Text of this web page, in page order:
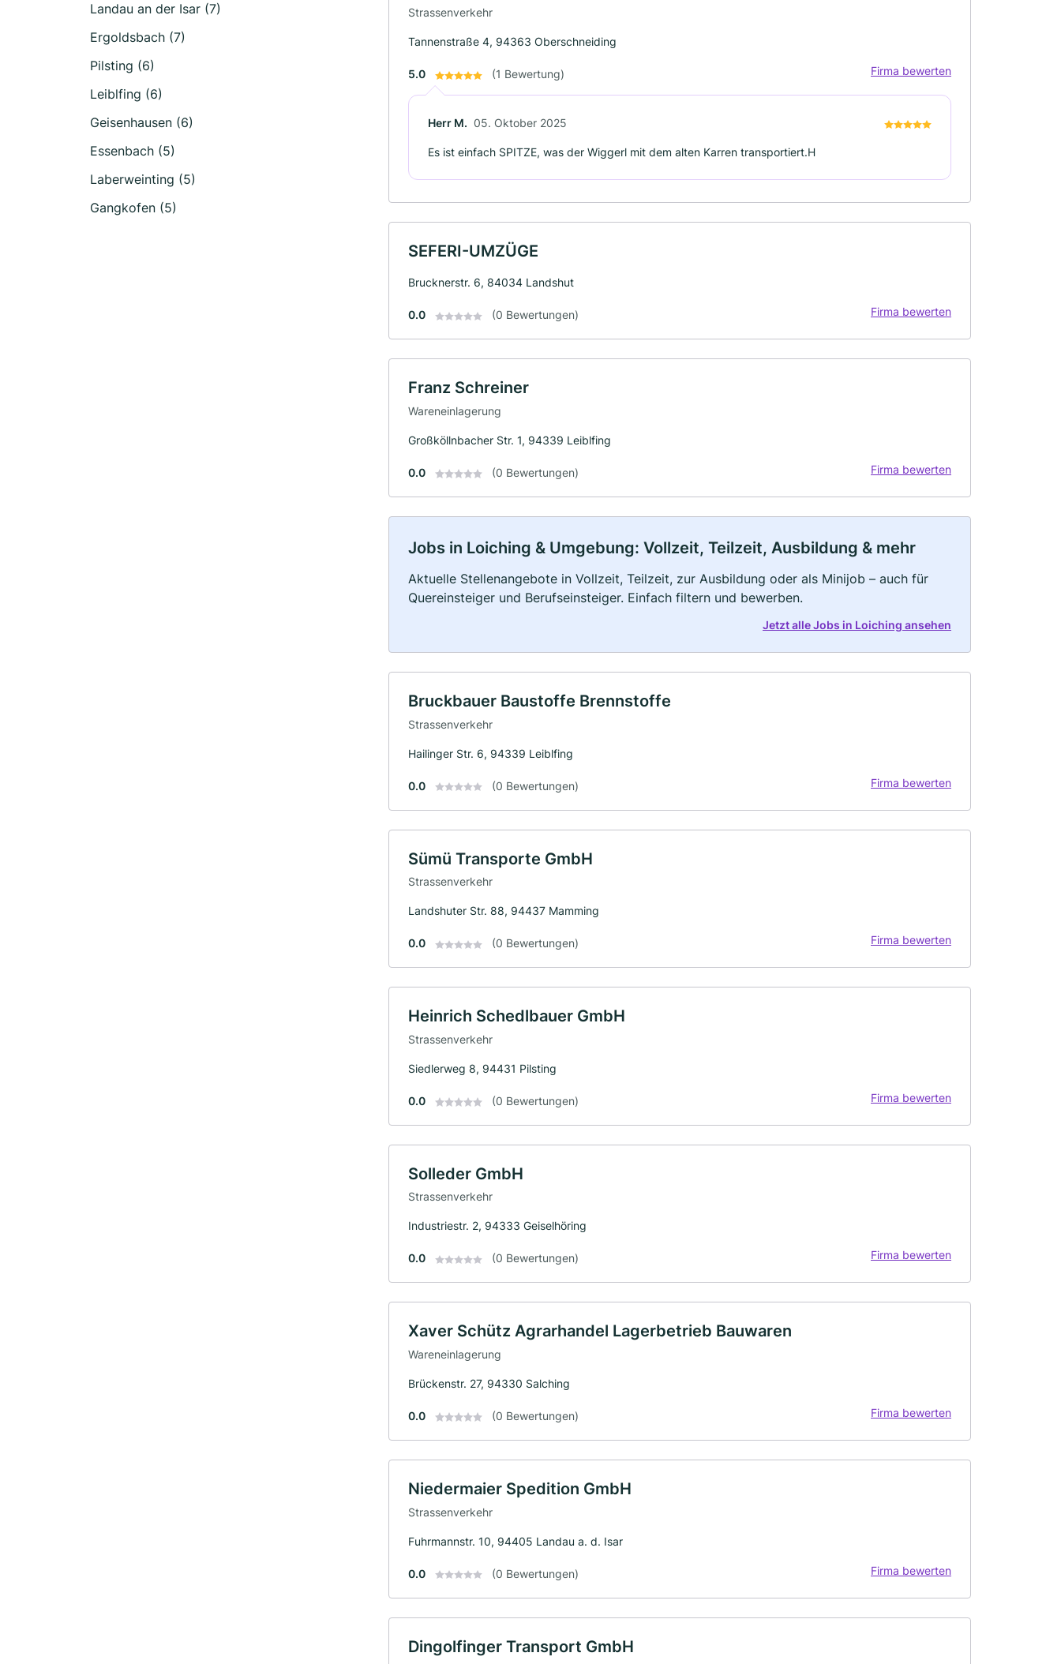
Landau an der Isar (7)
Ergoldsbach (7)
Pilsting (6)
Leiblfing (6)
Geisenhausen (6)
Essenbach (5)
Laberweinting (5)
Gangkofen (5)
Strassenverkehr
Tannenstraße 4, 94363 Oberschneiding
5.0 (1 Bewertung) Firma bewerten
Herr M. 05. Oktober 2025
Es ist einfach SPITZE, was der Wiggerl mit dem alten Karren transportiert.H
SEFERI-UMZÜGE
Brucknerstr. 6, 84034 Landshut
0.0 (0 Bewertungen) Firma bewerten
Franz Schreiner
Wareneinlagerung
Großköllnbacher Str. 1, 94339 Leiblfing
0.0 (0 Bewertungen) Firma bewerten
Jobs in Loiching & Umgebung: Vollzeit, Teilzeit, Ausbildung & mehr
Aktuelle Stellenangebote in Vollzeit, Teilzeit, zur Ausbildung oder als Minijob – auch für
Quereinsteiger und Berufseinsteiger. Einfach filtern und bewerben.
Jetzt alle Jobs in Loiching ansehen
Bruckbauer Baustoffe Brennstoffe
Strassenverkehr
Hailinger Str. 6, 94339 Leiblfing
0.0 (0 Bewertungen) Firma bewerten
Sümü Transporte GmbH
Strassenverkehr
Landshuter Str. 88, 94437 Mamming
0.0 (0 Bewertungen) Firma bewerten
Heinrich Schedlbauer GmbH
Strassenverkehr
Siedlerweg 8, 94431 Pilsting
0.0 (0 Bewertungen) Firma bewerten
Solleder GmbH
Strassenverkehr
Industriestr. 2, 94333 Geiselhöring
0.0 (0 Bewertungen) Firma bewerten
Xaver Schütz Agrarhandel Lagerbetrieb Bauwaren
Wareneinlagerung
Brückenstr. 27, 94330 Salching
0.0 (0 Bewertungen) Firma bewerten
Niedermaier Spedition GmbH
Strassenverkehr
Fuhrmannstr. 10, 94405 Landau a. d. Isar
0.0 (0 Bewertungen) Firma bewerten
Dingolfinger Transport GmbH